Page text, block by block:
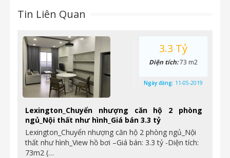
Tin Liên Quan
Lexington_Chuyển nhượng căn hộ 2 phòng
ngủ_Nội thất như hình_Giá bán 3.3 tỷ
Lexington_Chuyển nhượng căn hộ 2 phòng ngủ_Nội
thất như hình_View hồ bơi –Giá bán: 3.3 tỷ -Diện tích:
73m2 (…
3.3 Tỷ
Diện tích:73 m2
Ngày đăng: 11-05-2019